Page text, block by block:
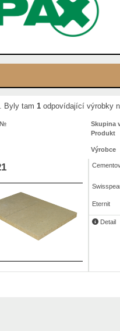
Byly tam 1 odpovídající výrobky
№ Skupina
Produkt
Výrobce
Eternit
Detail